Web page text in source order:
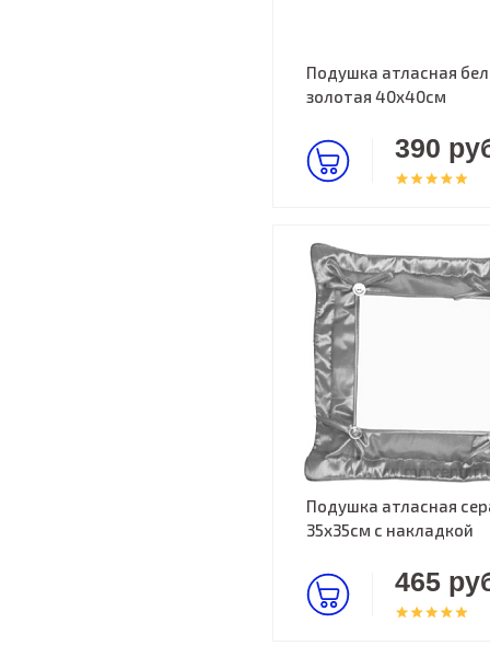
Подушка атласная
золотая 40х40см
390
Подушка атласная
35х35см c накладкой
465